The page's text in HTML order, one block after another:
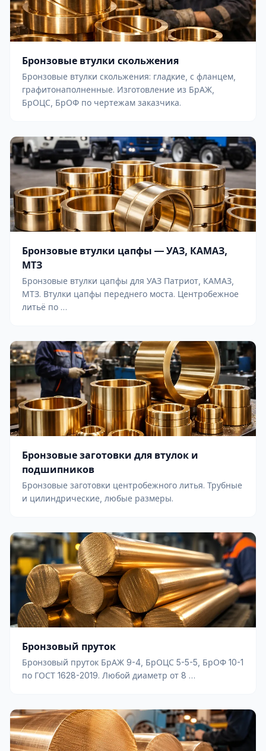
Бронзовые втулки скольжения
Бронзовые втулки скольжения: гладкие, с фланцем,
графитонаполненные. Изготовление из БрАЖ,
БрОЦС, БрОФ по чертежам заказчика.
Бронзовые втулки цапфы — УАЗ, КАМАЗ,
МТЗ
Бронзовые втулки цапфы для УАЗ Патриот, КАМАЗ,
МТЗ. Втулки цапфы переднего моста. Центробежное
литьё по …
Бронзовые заготовки для втулок и
подшипников
Бронзовые заготовки центробежного литья. Трубные
и цилиндрические, любые размеры.
Бронзовый пруток
Бронзовый пруток БрАЖ 9-4, БрОЦС 5-5-5, БрОФ 10-1
по ГОСТ 1628-2019. Любой диаметр от 8 …